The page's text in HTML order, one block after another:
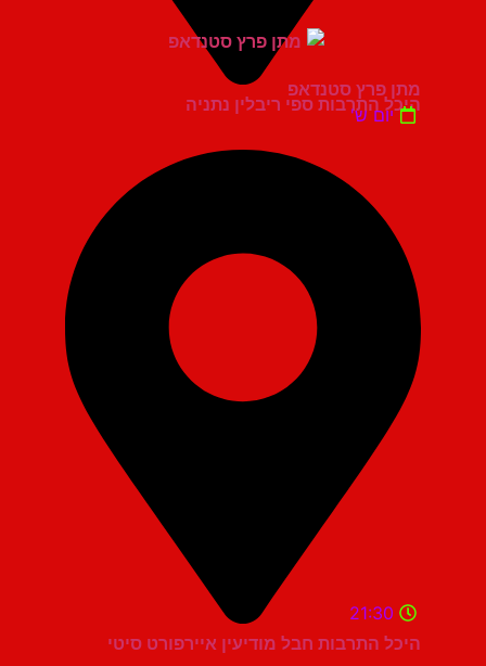
היכל התרבות ספי ריבלין נתניה
מתן פרץ סטנדאפ
יום ש'
היכל התרבות חבל מודיעין איירפורט סיטי
21:30